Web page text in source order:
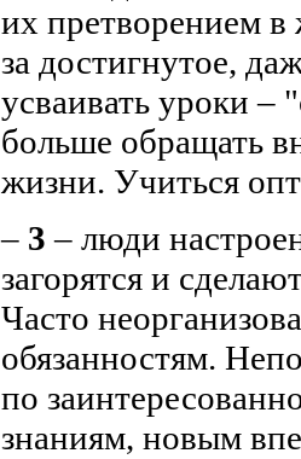
их претворением в
за достигнутое,
усваивать уроки
больше обращать
жизни. Учиться
– 3 – люди
загорятся и
Часто
обязанностям.
по
знаниям, новым